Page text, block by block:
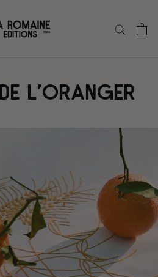
L'ORANGER